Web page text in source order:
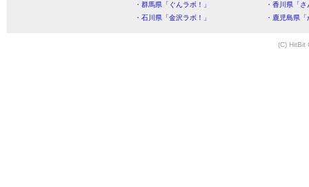
・群馬県「ぐんラボ！」
・香川県「
・石川県「金沢ラボ！」
・鹿児島県
(C) HitBit